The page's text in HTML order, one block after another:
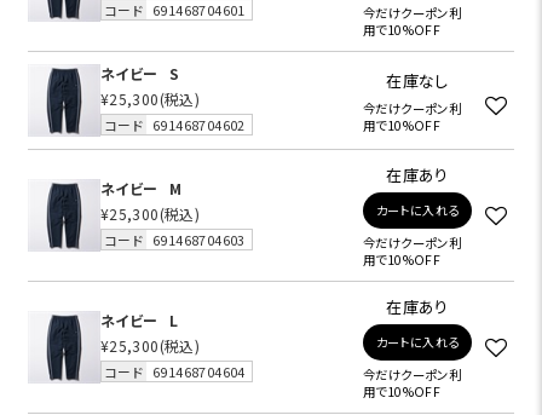
コード 691468704601
今だけクーポン利
用で10%OFF
ネイビー
S
¥25,300(税込)
コード 691468704602
在庫なし
今だけクーポン利
用で10%OFF
ネイビー
M
¥25,300(税込)
コード 691468704603
在庫あり
カートに入れる
今だけクーポン利
用で10%OFF
ネイビー
L
¥25,300(税込)
コード 691468704604
在庫あり
カートに入れる
今だけクーポン利
用で10%OFF